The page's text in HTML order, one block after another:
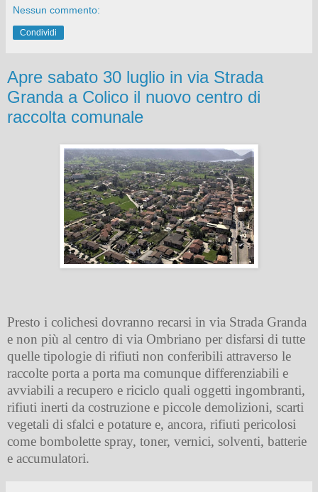
Nessun commento:
Condividi
Apre sabato 30 luglio in via Strada
Granda a Colico il nuovo centro di
raccolta comunale
Presto i colichesi dovranno recarsi in via Strada Granda
e non più al centro di via Ombriano per disfarsi di tutte
quelle tipologie di rifiuti non conferibili attraverso le
raccolte porta a porta ma comunque differenziabili e
avviabili a recupero e riciclo quali oggetti ingombranti,
rifiuti inerti da costruzione e piccole demolizioni, scarti
vegetali di sfalci e potature e, ancora, rifiuti pericolosi
come bombolette spray, toner, vernici, solventi, batterie
e accumulatori.